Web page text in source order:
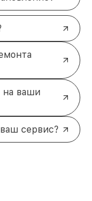
на ваши
сервис?